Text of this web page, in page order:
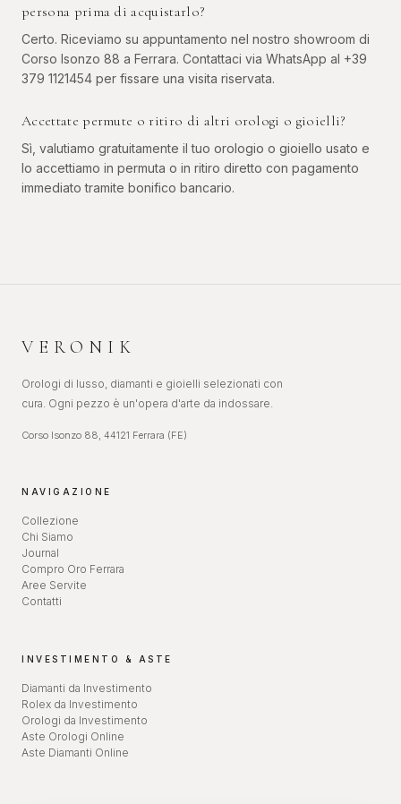
persona prima di acquistarlo?
Certo. Riceviamo su appuntamento nel nostro showroom di
Corso Isonzo 88 a Ferrara. Contattaci via WhatsApp al +39
379 1121454 per fissare una visita riservata.
Accettate permute o ritiro di altri orologi o gioielli?
Sì, valutiamo gratuitamente il tuo orologio o gioiello usato e
lo accettiamo in permuta o in ritiro diretto con pagamento
immediato tramite bonifico bancario.
VERONIK
Orologi di lusso, diamanti e gioielli selezionati con
cura. Ogni pezzo è un'opera d'arte da indossare.
Corso Isonzo 88, 44121 Ferrara (FE)
NAVIGAZIONE
Collezione
Chi Siamo
Journal
Compro Oro Ferrara
Aree Servite
Contatti
INVESTIMENTO & ASTE
Diamanti da Investimento
Rolex da Investimento
Orologi da Investimento
Aste Orologi Online
Aste Diamanti Online